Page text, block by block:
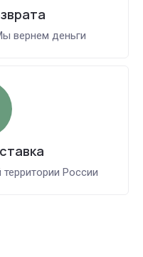
вернем деньги
России